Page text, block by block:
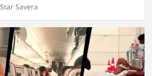
Star Savera